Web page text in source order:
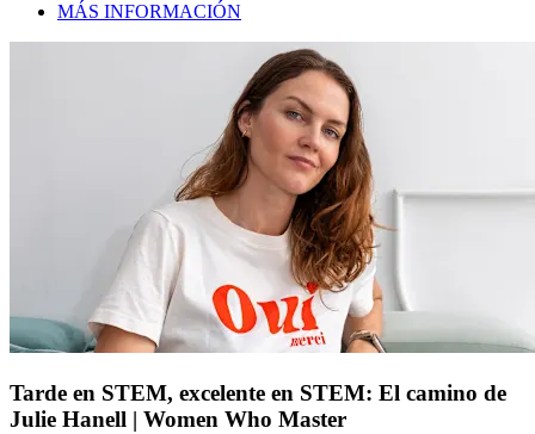
MÁS INFORMACIÓN
Tarde en STEM, excelente en STEM: El camino de
Julie Hanell | Women Who Master